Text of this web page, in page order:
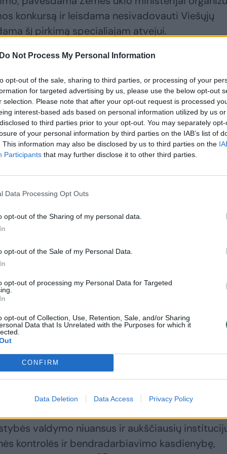
Do Not Process My Personal Information
opt-out of the sale, sharing to third parties, or processing of your
for targeted advertising by us, please use the below opt-out
selection. Please note that after your opt-out request is processed
interest-based ads based on personal information utilized by us
to third parties prior to your opt-out. You may separately
of your personal information by third parties on the IAB’s list of
This information may also be disclosed by us to third parties on the
Participants that may further disclose it to other third parties.
Data Processing Opt Outs
opt-out of the Sharing of my personal data.
opt-out of the Sale of my Personal Data.
opt-out of processing my Personal Data for Targeted
opt-out of Collection, Use, Retention, Sale, and/or Sharing
Data that Is Unrelated with the Purposes for which it
CONFIRM
Data Deletion Data Access Privacy Policy
konkursą ir leisdama nesivadovauti Viešųjų
šį pirkimą specialiajam atvejui.
nustebino ne ši Vyriausybės numatyta
nuomos konkurso techninės specifikacijos –
numatė niekuo nepagrįstą maksimalų
stoties kampo (t. y. daugiausia balų
atstumas (metrais) nuo patalpų iki
galimai sudarant išskirtines sąlygas vienam iš
Kauno „Akropolio“, nes daugiau nei 4000
stotį šiuo metu nėra didelė. Tai vėliau parodė
vos 3, iš kurių viena vėliau atmesta“, – teigė
ūkio ministerijos perkėlimas nėra toks
iš ministerijai pavaldžios institucijos, tačiau
ir dalies valstybės institucijų perkėlimą į
gerą idėją galima sukompromituoti, jei ji
ir nešališkumo principų.
sąlygomis ir matant, kad specialiai apeinami
stoka organizuojant patalpų nuomos
valdymo niuansus ir aukščiausių
kontrolės ir bendradarbiavimo kasdienybę,